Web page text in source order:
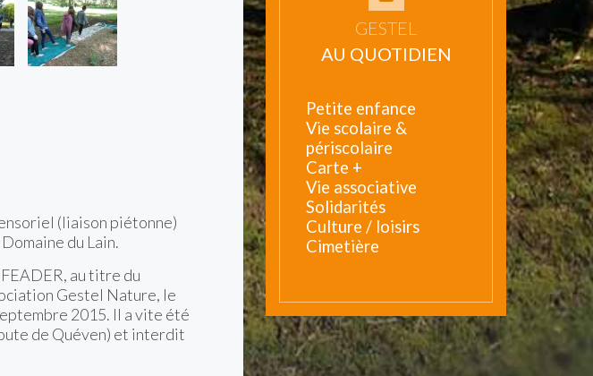
(liaison piétonne)
du Lain.
au titre du
Gestel Nature, le
2015. Il a vite été
de Quéven) et interdit
GESTEL
AU QUOTIDIEN
Petite enfance
Vie scolaire &
périscolaire
Carte +
Vie associative
Solidarités
Culture / loisirs
Cimetière